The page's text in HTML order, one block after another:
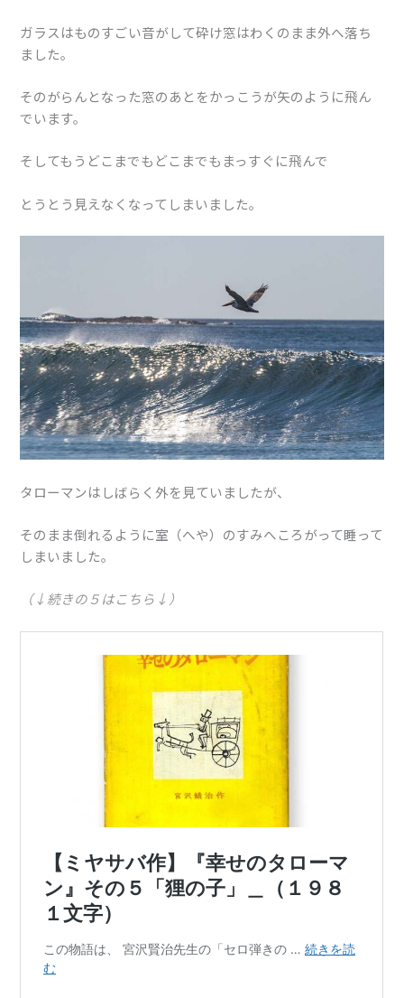
ガラスはものすごい音がして砕け窓はわくのまま外へ落ち
ました。
そのがらんとなった窓のあとをかっこうが矢のように飛ん
でいます。
そしてもうどこまでもどこまでもまっすぐに飛んで
とうとう見えなくなってしまいました。
タローマンはしばらく外を見ていましたが、
そのまま倒れるように室（へや）のすみへころがって睡って
しまいました。
（↓続きの５はこちら↓）